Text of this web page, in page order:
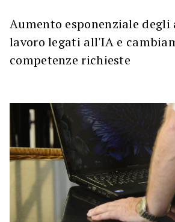
Aumento esponenziale
lavoro legati all'IA e
competenze richieste